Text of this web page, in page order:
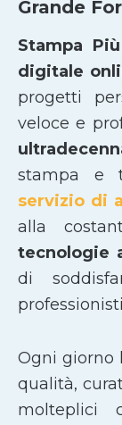
Grande
Stampa Più
digitale
progetti
veloce e
stampa e
servizio di
alla
tecnologie
di
Ogni giorno
qualità,
molteplici